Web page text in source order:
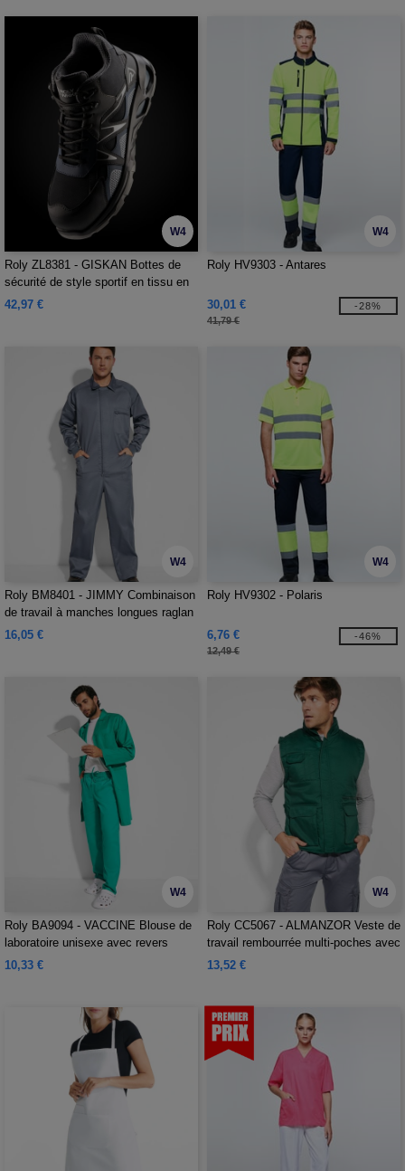
W4
Roly ZL8381 - GISKAN Bottes de
sécurité de style sportif en tissu en
maille 3D
42,97 €
W4
Roly HV9303 - Antares
30,01 €
41,79 €
-28%
W4
Roly BM8401 - JIMMY Combinaison
de travail à manches longues raglan
16,05 €
W4
Roly HV9302 - Polaris
6,76 €
12,49 €
-46%
W4
Roly BA9094 - VACCINE Blouse de
laboratoire unisexe avec revers
10,33 €
W4
Roly CC5067 - ALMANZOR Veste de
travail rembourrée multi-poches avec
dos long
13,52 €